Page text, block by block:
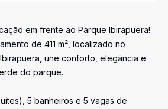
em frente ao Parque Ibirapuera!
de 411 m², localizado no
une conforto, elegância e
do parque.
5 banheiros e 5 vagas de